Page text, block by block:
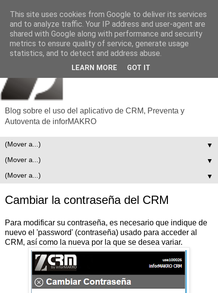
Blog sobre el uso del aplicativo de CRM, Preventa y
Autoventa de inforMAKRO
▼
▼
▼
Cambiar la contraseña del CRM
Para modificar su contraseña, es necesario que indique de
nuevo el 'password' (contraseña) usado para acceder al
CRM, así como la nueva por la que se desea variar.
This site uses cookies from Google to deliver its services
and to analyze traffic. Your IP address and user-agent are
shared with Google along with performance and security
metrics to ensure quality of service, generate usage
statistics, and to detect and address abuse.
LEARN MORE GOT IT